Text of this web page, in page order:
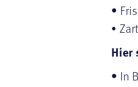
•
•
Hier
• In